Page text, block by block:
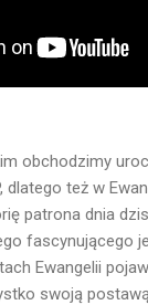
obchodzimy
dlatego też w
patrona dnia
fascynującego
Ewangelii
swoją